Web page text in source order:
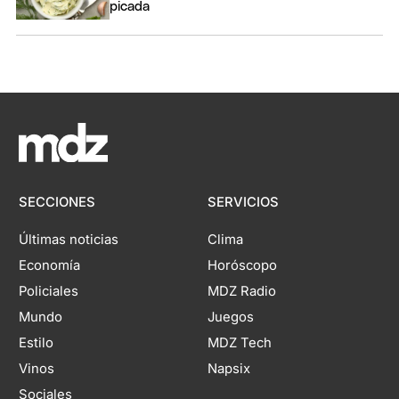
picada
SECCIONES
Últimas noticias
Economía
Policiales
Mundo
Estilo
Vinos
Sociales
SERVICIOS
Clima
Horóscopo
MDZ Radio
Juegos
MDZ Tech
Napsix